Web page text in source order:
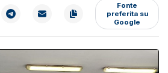
Fonte
preferita su
Google